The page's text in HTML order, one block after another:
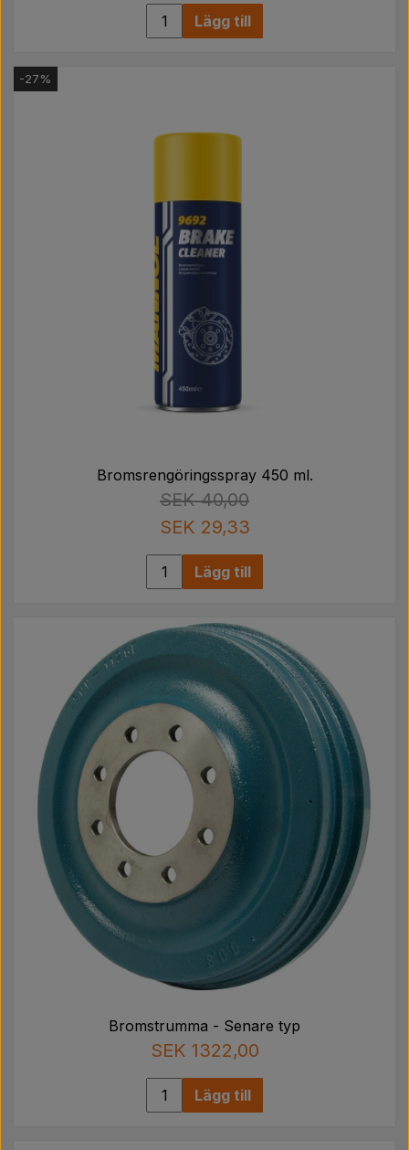
Lägg till
-27%
Bromsrengöringsspray 450 ml.
SEK 40,00
SEK 29,33
Lägg till
Bromstrumma - Senare typ
SEK 1322,00
Lägg till